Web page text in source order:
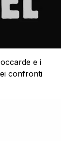
e i
confronti